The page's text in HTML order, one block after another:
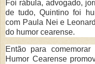
Foi rábula, advogado,
de tudo, Quintino foi
com Paula Nei e
do humor cearense.
Então para
Humor Cearense